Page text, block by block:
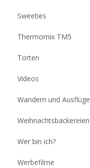
Sweeties
Thermomix TM5
Torten
Videos
Wandern und Ausflüge
Weihnachtsbäckereien
Wer bin ich?
Werbefilme